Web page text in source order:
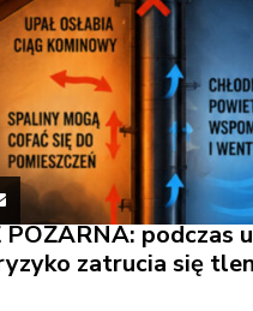
POŻARNA: podczas
zatrucia się